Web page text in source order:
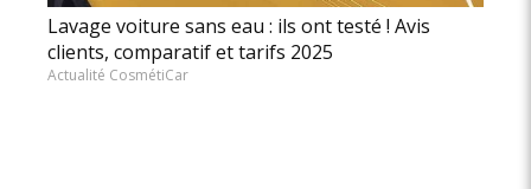
Lavage voiture sans eau : ils ont testé ! Avis
clients, comparatif et tarifs 2025
Actualité CosmétiCar